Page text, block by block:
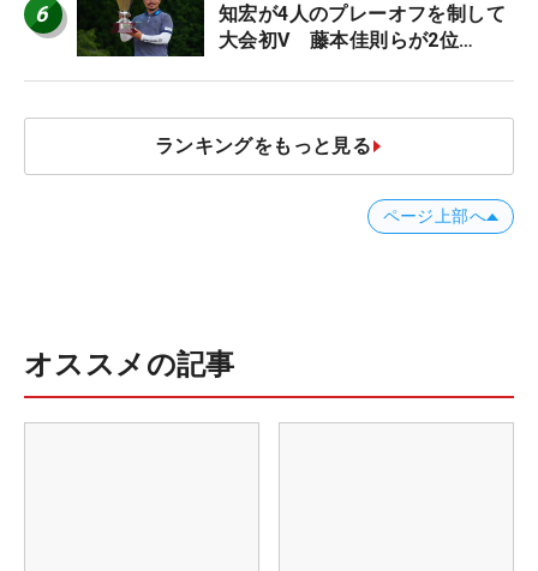
6
知宏が4人のプレーオフを制して
大会初V 藤本佳則らが2位
ランキングをもっと見る
ページ上部へ
オススメの記事